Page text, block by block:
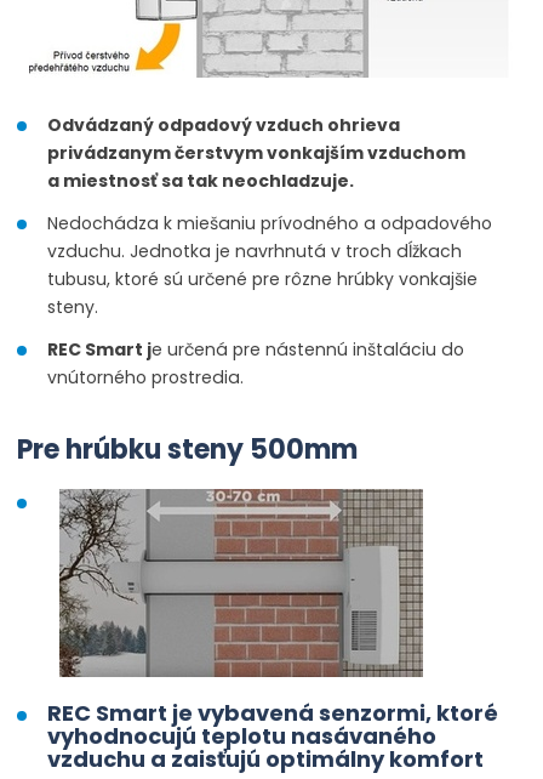
Odvádzaný odpadový vzduch ohrieva
privádzanymčerstvymvonkajším vzduchom
a miestnosťsa tak neochladzuje.
Nedochádza k miešaniu prívodného a odpadového
vzduchu. Jednotka je navrhnutá v troch dĺžkach
tubusu, ktoré sú určené pre rôzne hrúbky vonkajšie
steny.
REC Smart je určená pre nástennú inštaláciu do
vnútorného prostredia.
Prehrúbkusteny 500mm
REC Smart je vybavená senzormi, ktoré
vyhodnocujú teplotu nasávaného
vzduchu a zaisťujú optimálnykomfort